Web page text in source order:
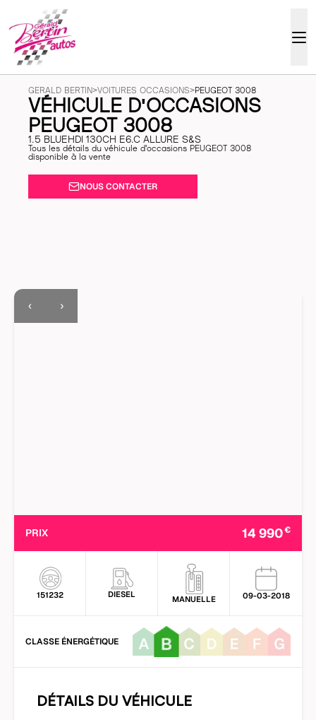
GERALD BERTIN>VOITURES OCCASIONS>PEUGEOT 3008
VÉHICULE D'OCCASIONS
PEUGEOT 3008
1.5 BLUEHDI 130CH E6.C ALLURE S&S
Tous les détails du véhicule d'occasions PEUGEOT 3008
disponible à la vente
NOUS CONTACTER
‹ ›
PRIX 14 990€
151232 DIESEL MANUELLE 09-03-2018
CLASSE ÉNERGÉTIQUE
DÉTAILS DU VÉHICULE